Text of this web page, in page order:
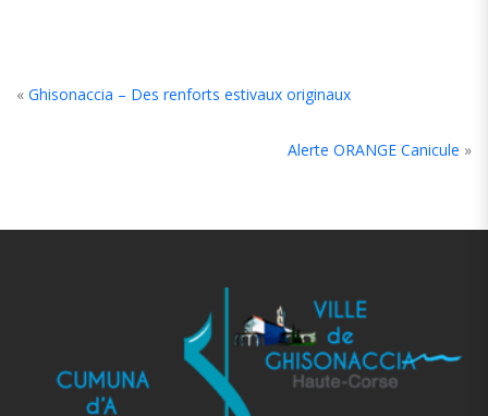
« Ghisonaccia – Des renforts estivaux originaux
Alerte ORANGE Canicule »